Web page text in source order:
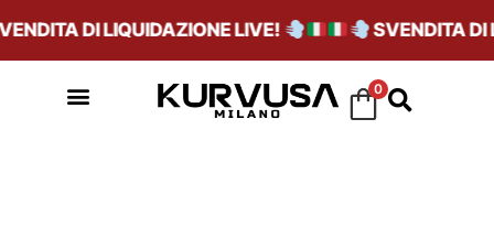
DI LIQUIDAZIONE LIVE! SVENDITA DI
0